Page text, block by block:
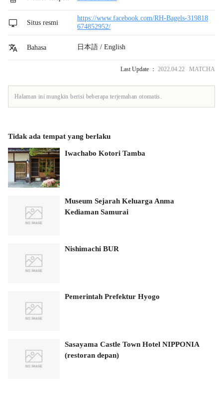
Situs resmi
https://www.facebook.com/RH-Bagels-319818
674852952/
Bahasa 日本語 / English
Last Update ： 2022.04.22 MATCHA
Halaman ini mungkin berisi beberapa terjemahan otomatis.
Tidak ada tempat yang berlaku
Iwachabo Kotori Tamba
Museum Sejarah Keluarga Anma
Kediaman Samurai
Nishimachi BUR
Pemerintah Prefektur Hyogo
Sasayama Castle Town Hotel NIPPONIA
(restoran depan)